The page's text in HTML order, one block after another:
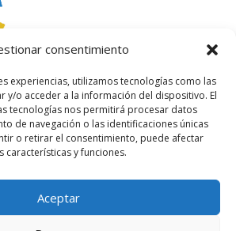
consentimiento
experiencias, utilizamos tecnologías como las
y/o acceder a la información del dispositivo. El
tecnologías nos permitirá procesar datos
de navegación o las identificaciones únicas
o retirar el consentimiento, puede afectar
características y funciones.
AceptarPolítica de cookies
Aviso legal